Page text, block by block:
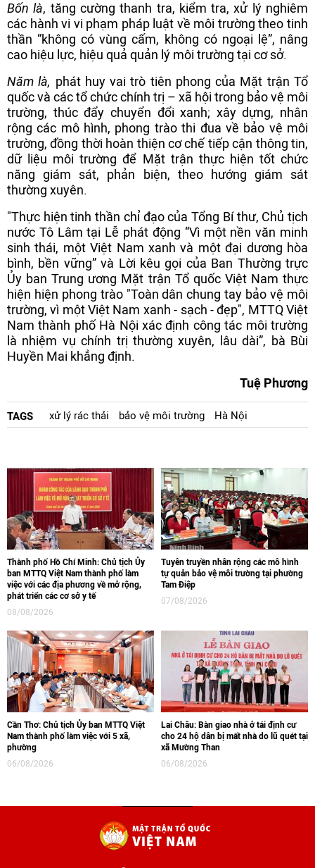
Bốn là, tăng cường thanh tra, kiểm tra, xử lý nghiêm
các hành vi vi phạm pháp luật về môi trường theo tinh
thần “không có vùng cấm, không có ngoại lệ”, nâng
cao hiệu lực, hiệu quả quản lý môi trường tại cơ sở.
Năm là, phát huy vai trò tiên phong của Mặt trận Tổ
quốc và các tổ chức chính trị – xã hội trong bảo vệ môi
trường, thúc đẩy chuyển đổi xanh; xây dựng, nhân
rộng các mô hình, phong trào thi đua về bảo vệ môi
trường, đồng thời hoàn thiện cơ chế tiếp cận thông tin,
dữ liệu môi trường để Mặt trận thực hiện tốt chức
năng giám sát, phản biện, theo hướng giám sát
thường xuyên.
"Thực hiện tinh thần chỉ đạo của Tổng Bí thư, Chủ tịch
nước Tô Lâm tại Lễ phát động “Vì một nền văn minh
sinh thái, một Việt Nam xanh và một đại dương hòa
bình, bền vững” và Lời kêu gọi của Ban Thường trực
Ủy ban Trung ương Mặt trận Tổ quốc Việt Nam thực
hiện hiện phong trào "Toàn dân chung tay bảo vệ môi
trường, vì một Việt Nam xanh - sạch - đẹp", MTTQ Việt
Nam thành phố Hà Nội xác định công tác môi trường
là nhiệm vụ chính trị thường xuyên, lâu dài”, bà Bùi
Huyền Mai khẳng định.
Tuệ Phương
TAGS xử lý rác thải bảo vệ môi trường Hà Nội
Thành phố Hồ Chí Minh: Chủ tịch Ủy
ban MTTQ Việt Nam thành phố làm
việc với các địa phương về mở rộng,
phát triển các cơ sở y tế
08/08/2026
Tuyên truyền nhân rộng các mô hình
tự quản bảo vệ môi trường tại phường
Tam Điệp
07/08/2026
Cần Thơ: Chủ tịch Ủy ban MTTQ Việt
Nam thành phố làm việc với 5 xã,
phường
06/08/2026
Lai Châu: Bàn giao nhà ở tái định cư
cho 24 hộ dân bị mất nhà do lũ quét tại
xã Mường Than
06/08/2026